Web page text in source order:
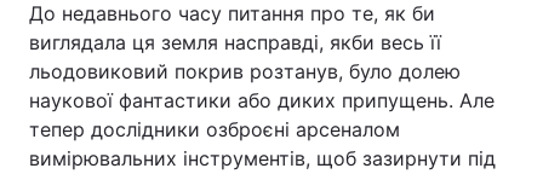
До недавнього часу питання про те, як би
виглядала ця земля насправді, якби весь її
льодовиковий покрив розтанув, було долею
наукової фантастики або диких припущень. Але
тепер дослідники озброєні арсеналом
вимірювальних інструментів, щоб зазирнути під